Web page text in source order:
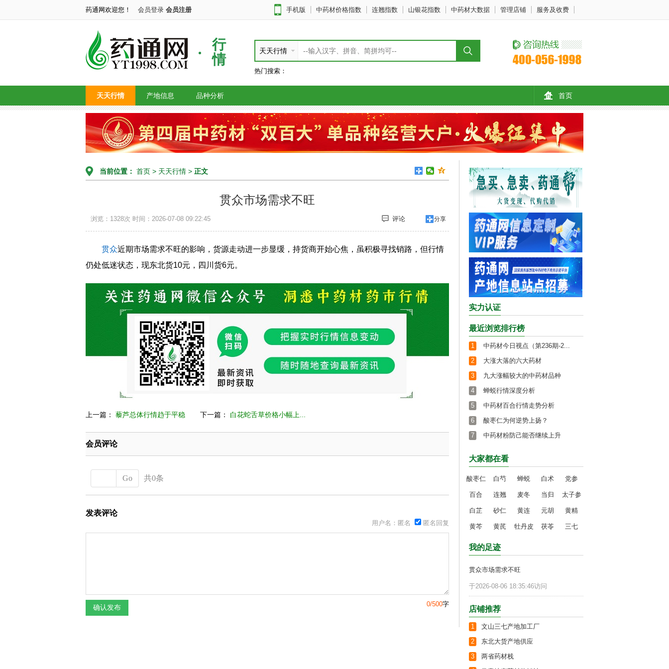
药通网欢迎您！ 会员登录 会员注册 手机版 中药材价格指数 连翘指数 山银花指数 中药材大数据 管理店铺 服务及收费
行
情
天天行情
热门搜索：
首页
天天行情 产地信息 品种分析
当前位置： 首页 > 天天行情 > 正文
贯众市场需求不旺
浏览：1328次 时间：2026-07-08 09:22:45 评论 分享
贯众近期市场需求不旺的影响，货源走动进一步显缓，持货商开始心焦，虽积极寻找销路，但行情
仍处低迷状态，现东北货10元，四川货6元。
上一篇： 藜芦总体行情趋于平稳 下一篇： 白花蛇舌草价格小幅上...
会员评论
Go 共0条
发表评论
用户名：匿名 匿名回复
0/500字
实力认证
最近浏览排行榜
1
中药材今日视点（第236期-2...
2
大涨大落的六大药材
3
九大涨幅较大的中药材品种
4
蝉蜕行情深度分析
5
中药材百合行情走势分析
6
酸枣仁为何逆势上扬？
7
中药材粉防己能否继续上升
大家都在看
酸枣仁 白芍 蝉蜕 白术 党参
百合 连翘 麦冬 当归 太子参
白芷 砂仁 黄连 元胡 黄精
黄芩 黄芪 牡丹皮 茯苓 三七
我的足迹
贯众市场需求不旺
于2026-08-06 18:35:46访问
店铺推荐
1
文山三七产地加工厂
2
东北大货产地供应
3
两省药材栈